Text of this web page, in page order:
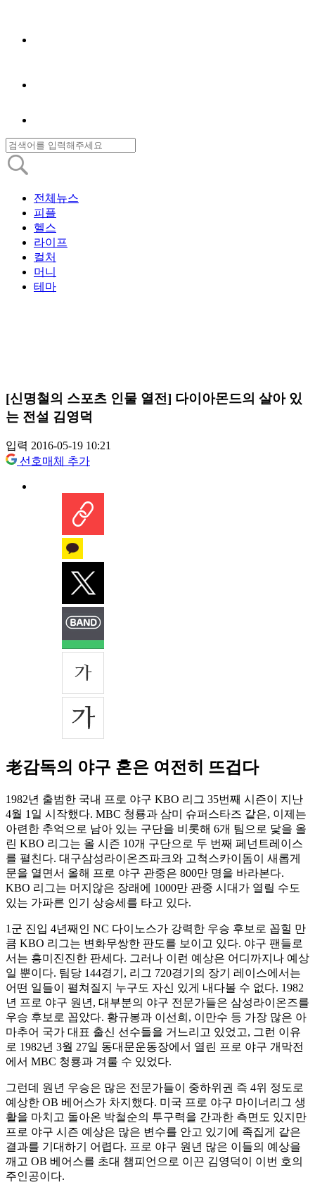
전체뉴스
피플
헬스
라이프
컬처
머니
테마
[신명철의 스포츠 인물 열전] 다이아몬드의 살아 있
는 전설 김영덕
입력 2016-05-19 10:21
선호매체 추가
老감독의 야구 혼은 여전히 뜨겁다
1982년 출범한 국내 프로 야구 KBO 리그 35번째 시즌이 지난
4월 1일 시작했다. MBC 청룡과 삼미 슈퍼스타즈 같은, 이제는
아련한 추억으로 남아 있는 구단을 비롯해 6개 팀으로 닻을 올
린 KBO 리그는 올 시즌 10개 구단으로 두 번째 페넌트레이스
를 펼친다. 대구삼성라이온즈파크와 고척스카이돔이 새롭게
문을 열면서 올해 프로 야구 관중은 800만 명을 바라본다.
KBO 리그는 머지않은 장래에 1000만 관중 시대가 열릴 수도
있는 가파른 인기 상승세를 타고 있다.
1군 진입 4년째인 NC 다이노스가 강력한 우승 후보로 꼽힐 만
큼 KBO 리그는 변화무쌍한 판도를 보이고 있다. 야구 팬들로
서는 흥미진진한 판세다. 그러나 이런 예상은 어디까지나 예상
일 뿐이다. 팀당 144경기, 리그 720경기의 장기 레이스에서는
어떤 일들이 펼쳐질지 누구도 자신 있게 내다볼 수 없다. 1982
년 프로 야구 원년, 대부분의 야구 전문가들은 삼성라이온즈를
우승 후보로 꼽았다. 황규봉과 이선희, 이만수 등 가장 많은 아
마추어 국가 대표 출신 선수들을 거느리고 있었고, 그런 이유
로 1982년 3월 27일 동대문운동장에서 열린 프로 야구 개막전
에서 MBC 청룡과 겨룰 수 있었다.
그런데 원년 우승은 많은 전문가들이 중하위권 즉 4위 정도로
예상한 OB 베어스가 차지했다. 미국 프로 야구 마이너리그 생
활을 마치고 돌아온 박철순의 투구력을 간과한 측면도 있지만
프로 야구 시즌 예상은 많은 변수를 안고 있기에 족집게 같은
결과를 기대하기 어렵다. 프로 야구 원년 많은 이들의 예상을
깨고 OB 베어스를 초대 챔피언으로 이끈 김영덕이 이번 호의
주인공이다.